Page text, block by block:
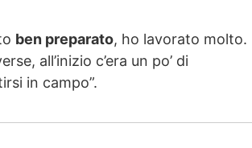
ben preparato, ho lavorato molto.
all’inizio c’era un po’ di
in campo”.